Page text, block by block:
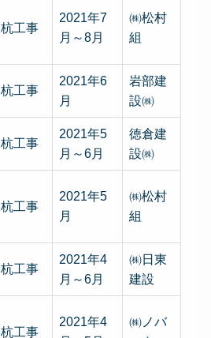
杭工事
2021年7
月～8月
㈱松村
組
杭工事
2021年6
月
岩部建
設㈱
杭工事
2021年5
月～6月
徳倉建
設㈱
杭工事
2021年5
月
㈱松村
組
杭工事
2021年4
月～6月
㈱日東
建設
杭工事
2021年4
㈱ノバ